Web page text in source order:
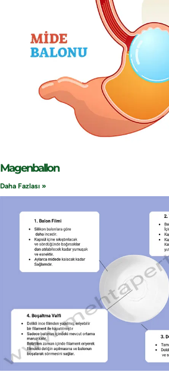
Magenballon
Daha Fazlası »